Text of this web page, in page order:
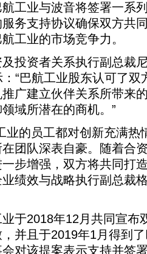
工业与波音将签署一系
务支持协议确保双方共
工业的市场竞争力。
资者关系执行副总裁尼
“巴航工业股东认可了双
广建立伙伴关系所带来
域所潜在的商机。”
的员工都对创新充满热
团队深表自豪。随着合
步增强，双方将共同打
绩效与战略执行副总裁
2018年12月共同宣布
并且于2019年1月得到
对该提案表示支持并签